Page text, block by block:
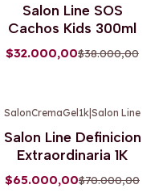
Agotado
Salon Line SOS
Cachos Kids 300ml
$32.000,00$38.000,00
SalonCremaGel1k Salon Line
Salon Line Definicion
Extraordinaria 1K
$65.000,00$70.000,00